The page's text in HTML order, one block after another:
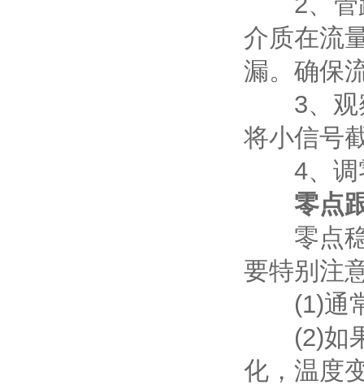
介质在流
漏。确保
3、观察
将小信号
4、调零
零点
零点稳
要特别注
(1)通常
(2)如果
化，温度